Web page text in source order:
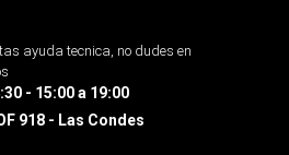
ayuda tecnica, no dudes en
- 15:00 a 19:00
918 - Las Condes